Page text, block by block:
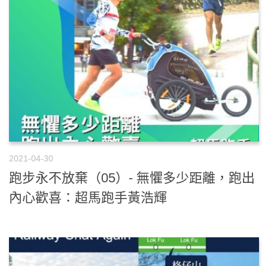
2021-04-30
跑步永不放棄（05）- 無懼多少距離，跑出
內心歡喜：超馬跑手黃浩輝